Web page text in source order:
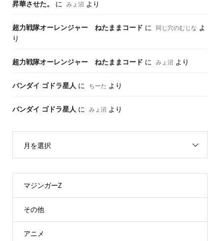
昇華させた。
に みょ沼 より
超力戦隊オーレンジャー ねたままコード に 同じ穴のむじな よ
り
超力戦隊オーレンジャー ねたままコード に みょ沼 より
バンダイ ゴドラ星人 に ちーた より
バンダイ ゴドラ星人 に みょ沼 より
月を選択
マジンガーZ
その他
アニメ